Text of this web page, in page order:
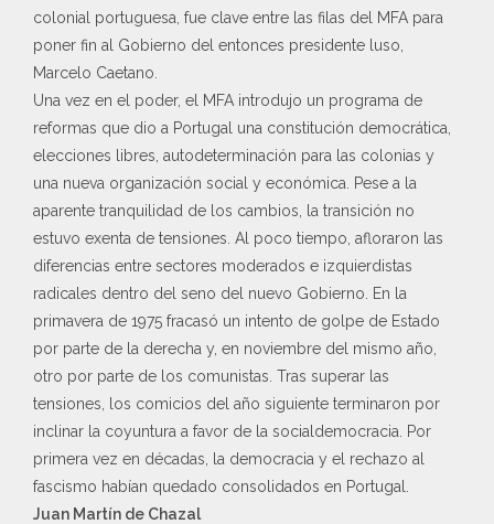
colonial portuguesa, fue clave entre las filas del MFA para
poner fin al Gobierno del entonces presidente luso,
Marcelo Caetano.
Una vez en el poder, el MFA introdujo un programa de
reformas que dio a Portugal una constitución democrática,
elecciones libres, autodeterminación para las colonias y
una nueva organización social y económica. Pese a la
aparente tranquilidad de los cambios, la transición no
estuvo exenta de tensiones. Al poco tiempo, afloraron las
diferencias entre sectores moderados e izquierdistas
radicales dentro del seno del nuevo Gobierno. En la
primavera de 1975 fracasó un intento de golpe de Estado
por parte de la derecha y, en noviembre del mismo año,
otro por parte de los comunistas. Tras superar las
tensiones, los comicios del año siguiente terminaron por
inclinar la coyuntura a favor de la socialdemocracia. Por
primera vez en décadas, la democracia y el rechazo al
fascismo habían quedado consolidados en Portugal.
Juan Martín de Chazal